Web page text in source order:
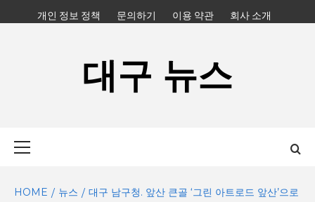
to
개인 정보 정책 문의하기 이용 약관 회사 소개
대구 뉴스
HOME 뉴스
대구 남구청. 앞산 큰골 ‘그린 아트로드 앞산’으로